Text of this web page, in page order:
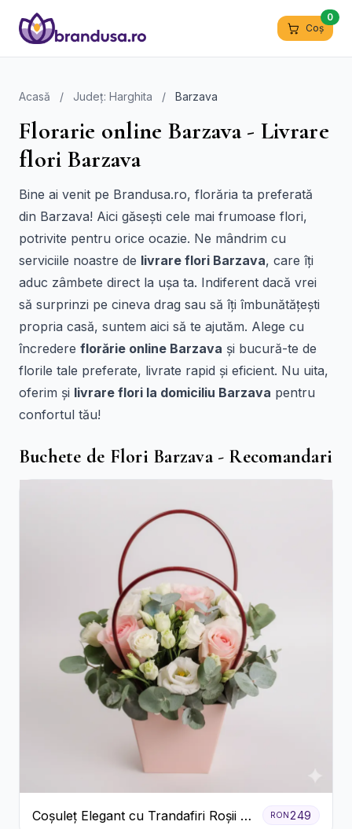
Coș
0
Acasă / Județ: Harghita / Barzava
Florarie online Barzava - Livrare
flori Barzava
Bine ai venit pe Brandusa.ro, florăria ta preferată
din Barzava! Aici găsești cele mai frumoase flori,
potrivite pentru orice ocazie. Ne mândrim cu
serviciile noastre de livrare flori Barzava, care îți
aduc zâmbete direct la ușa ta. Indiferent dacă vrei
să surprinzi pe cineva drag sau să îți îmbunătățești
propria casă, suntem aici să te ajutăm. Alege cu
încredere florărie online Barzava și bucură-te de
florile tale preferate, livrate rapid și eficient. Nu uita,
oferim și livrare flori la domiciliu Barzava pentru
confortul tău!
Buchete de Flori Barzava - Recomandari
Coșuleț Elegant cu Trandafiri Roșii și
RON249